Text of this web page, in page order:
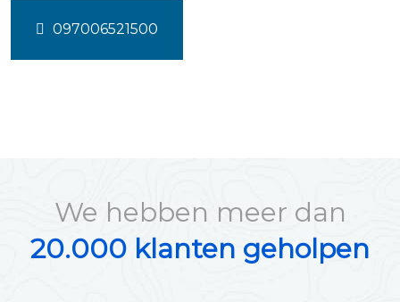
097006521500
We hebben meer dan
20.000 klanten geholpen